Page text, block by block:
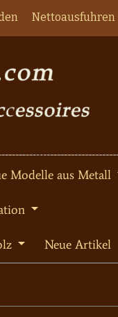
Nettoausfuhren
Modelle aus Metall
Neue Artikel